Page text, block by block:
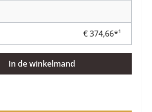
€ 374,66*¹
hoeveelheid in of gebruik de knoppen
In de winkelmand